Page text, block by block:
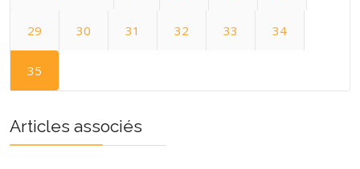
Démarrer
29 30 31 32 33 34
35
Articles associés